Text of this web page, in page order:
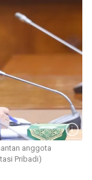
anggota
Pribadi)